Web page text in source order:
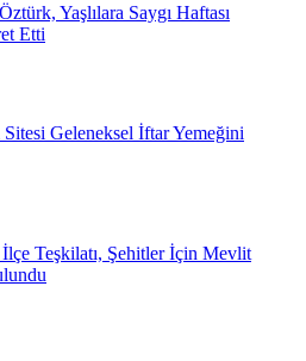
Yaşlılara Saygı Haftası
Etti
Geleneksel İftar Yemeğini
Teşkilatı, Şehitler İçin Mevlit